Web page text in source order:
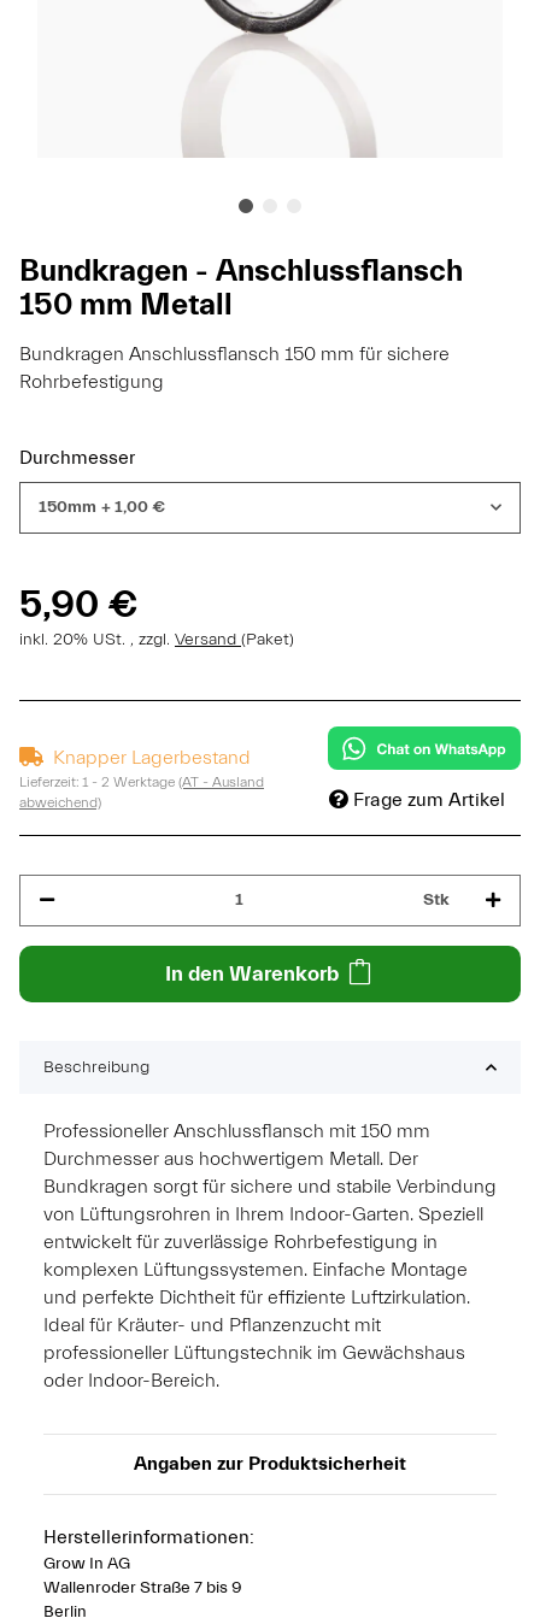
Bundkragen - Anschlussflansch
150 mm Metall
Bundkragen Anschlussflansch 150 mm für sichere
Rohrbefestigung
Durchmesser
150mm + 1,00 €
5,90 €
inkl. 20% USt. , zzgl. Versand (Paket)
Knapper Lagerbestand
Lieferzeit: 1 - 2 Werktage (AT - Ausland
abweichend)
Frage zum Artikel
Stk
In den Warenkorb
Beschreibung
Professioneller Anschlussflansch mit 150 mm
Durchmesser aus hochwertigem Metall. Der
Bundkragen sorgt für sichere und stabile Verbindung
von Lüftungsrohren in Ihrem Indoor-Garten. Speziell
entwickelt für zuverlässige Rohrbefestigung in
komplexen Lüftungssystemen. Einfache Montage
und perfekte Dichtheit für effiziente Luftzirkulation.
Ideal für Kräuter- und Pflanzenzucht mit
professioneller Lüftungstechnik im Gewächshaus
oder Indoor-Bereich.
Angaben zur Produktsicherheit
Herstellerinformationen:
Grow In AG
Wallenroder Straße 7 bis 9
Berlin